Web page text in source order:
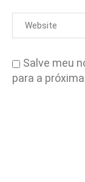
Salve meu
para a